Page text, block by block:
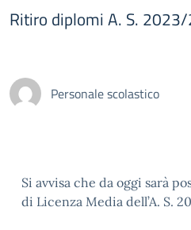
Ritiro diplomi A. S.
Personale scolastico
Si avvisa che da oggi sarà
di Licenza Media dell’A. S.